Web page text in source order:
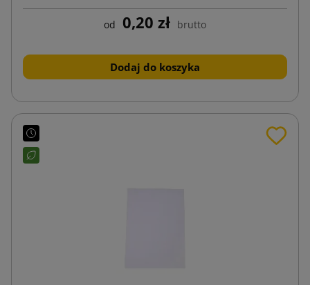
od 0,20 zł brutto
Dodaj do koszyka